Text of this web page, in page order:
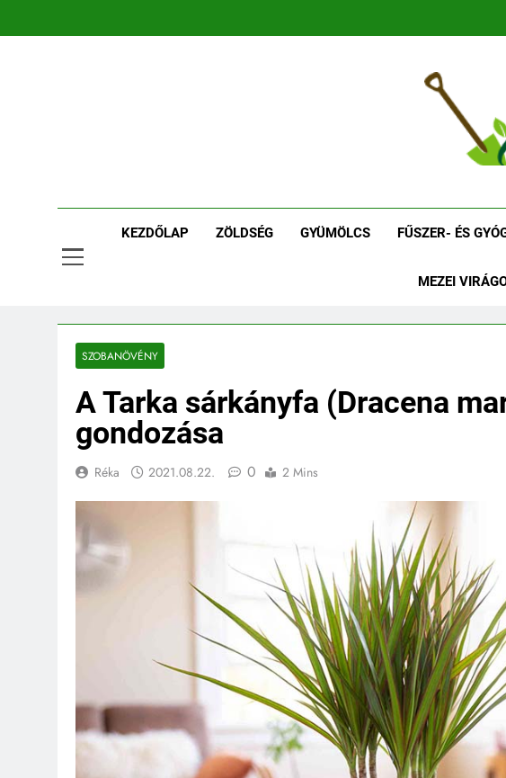
KEZDŐLAP ZÖLDSÉG GYÜMÖLCS FŰSZER- ÉS
MEZEI
SZOBANÖVÉNY
A Tarka sárkányfa (Dracena
gondozása
Réka 2021.08.22. 0 2 Mins